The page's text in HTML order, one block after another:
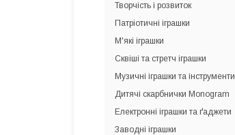
Творчість і розвиток
Патріотичні іграшки
М'які іграшки
Сквіші та стретч іграшки
Музичні іграшки та інструменти
Дитячі скарбнички Monogram
Електронні іграшки та ґаджети
Заводні іграшки